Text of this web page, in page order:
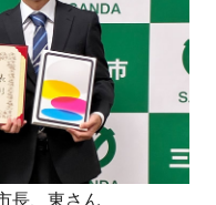
長、東さん